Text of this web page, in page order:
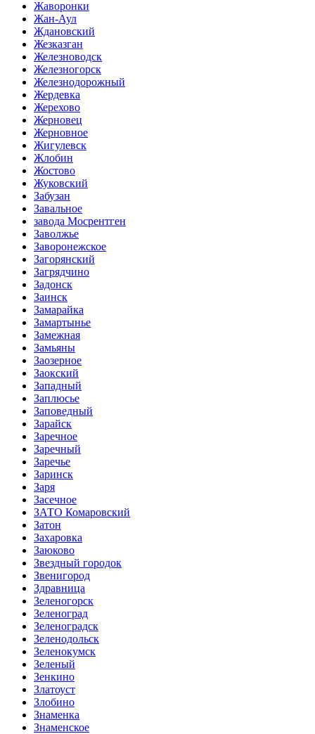
Жаворонки
Жан-Аул
Ждановский
Жезказган
Железноводск
Железногорск
Железнодорожный
Жердевка
Жерехово
Жерновец
Жерновное
Жигулевск
Жлобин
Жостово
Жуковский
Забузан
Завальное
завода Мосрентген
Заволжье
Заворонежское
Загорянский
Загрядчино
Задонск
Заинск
Замарайка
Замартынье
Замежная
Замьяны
Заозерное
Заокский
Западный
Заплюсье
Заповедный
Зарайск
Заречное
Заречный
Заречье
Заринск
Заря
Засечное
ЗАТО Комаровский
Затон
Захаровка
Заюково
Звездный городок
Звенигород
Здравница
Зеленогорск
Зеленоград
Зеленоградск
Зеленодольск
Зеленокумск
Зеленый
Зенкино
Златоуст
Злобино
Знаменка
Знаменское